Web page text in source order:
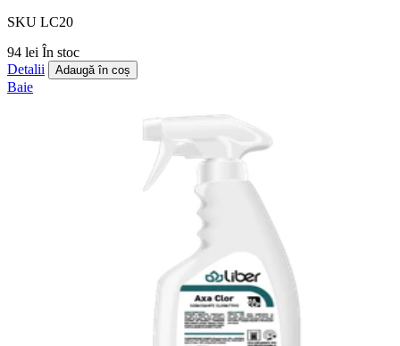
SKU LC20
94 lei În stoc
Detalii
Adaugă în coș
Baie